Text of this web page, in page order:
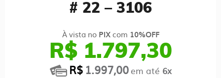
# 22 – 3106
À vista no PIXcom 10%OFF
R$ 1.797,30
R$ 1.997,00 em até 6x